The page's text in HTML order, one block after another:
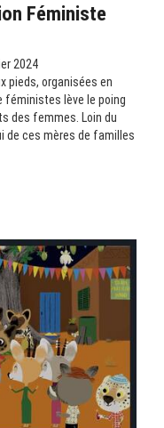
Féministe
2024
pieds, organisées en
féministes lève le poing
des femmes. Loin du
de ces mères de familles